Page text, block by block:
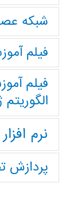
شبکه
فیلم
فیلم
نرم
پردازش